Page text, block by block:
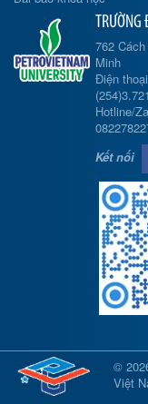
TRƯỜNG
762
Minh
Điện
Hotline/
Kết nối
©
Việt